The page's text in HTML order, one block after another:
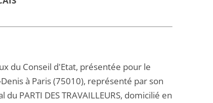
du Conseil d'Etat, présentée pour le
Denis à Paris (75010), représenté par son
PARTI DES TRAVAILLEURS, domicilié en